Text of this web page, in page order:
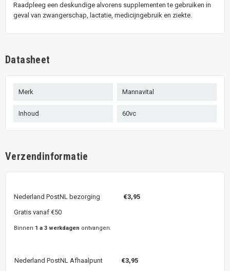
Raadpleeg een deskundige alvorens supplementen te gebruiken in
geval van zwangerschap, lactatie, medicijngebruik en ziekte.
Datasheet
Merk Mannavital
Inhoud 60vc
Verzendinformatie
Nederland PostNL bezorging €3,95
Gratis vanaf €50
Binnen 1 a 3 werkdagen ontvangen.
Nederland PostNL Afhaalpunt €3,95